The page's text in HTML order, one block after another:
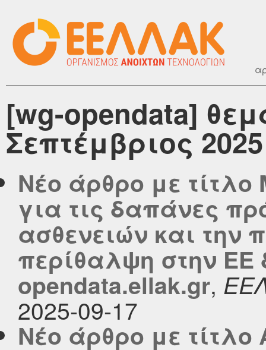
[wg-opendata]
Σεπτέμβριος 2025
Νέο άρθρο με
για τις δαπάνες
ασθενειών και την
περίθαλψη στην ΕΕ
opendata.ellak.gr,
2025-09-17
Νέο άρθρο με τίτλο